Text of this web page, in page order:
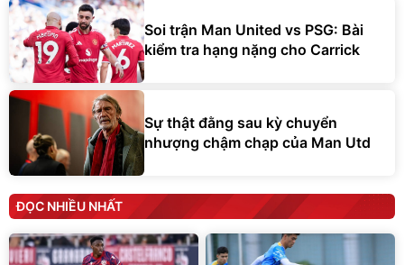
Soi trận Man United vs PSG: Bài
kiểm tra hạng nặng cho Carrick
Sự thật đằng sau kỳ chuyển
nhượng chậm chạp của Man Utd
ĐỌC NHIỀU NHẤT